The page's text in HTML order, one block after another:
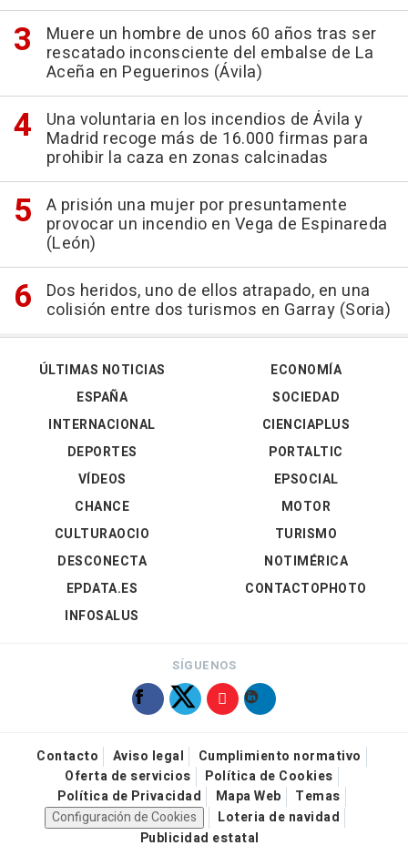
Muere un hombre de unos 60 años tras ser
rescatado inconsciente del embalse de La
Aceña en Peguerinos (Ávila)
Una voluntaria en los incendios de Ávila y
Madrid recoge más de 16.000 firmas para
prohibir la caza en zonas calcinadas
A prisión una mujer por presuntamente
provocar un incendio en Vega de Espinareda
(León)
Dos heridos, uno de ellos atrapado, en una
colisión entre dos turismos en Garray (Soria)
ÚLTIMAS NOTICIAS
ESPAÑA
INTERNACIONAL
DEPORTES
VÍDEOS
ECONOMÍA
SOCIEDAD
CIENCIAPLUS
PORTALTIC
EPSOCIAL
CHANCE
CULTURAOCIO
DESCONECTA
EPDATA.ES
INFOSALUS
MOTOR
TURISMO
NOTIMÉRICA
CONTACTOPHOTO
SÍGUENOS
Contacto Aviso legal
Cumplimiento normativo
Oferta de servicios
Política de Cookies
Política de Privacidad
Mapa Web
Temas
Configuración de Cookies
Loteria de navidad
Publicidad estatal